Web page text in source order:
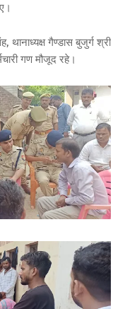
थानाध्यक्ष गैण्डास बुजुर्ग श्री
गण मौजूद रहे।